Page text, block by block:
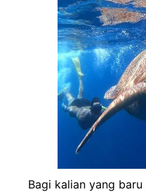
Bagi kalian yang